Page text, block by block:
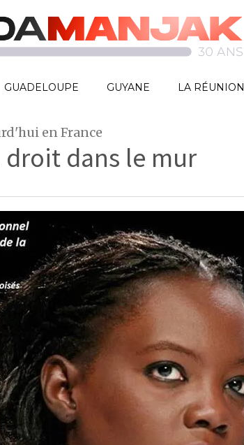
GUADELOUPE GUYANE LA RÉUNION
en France
droit dans le mur